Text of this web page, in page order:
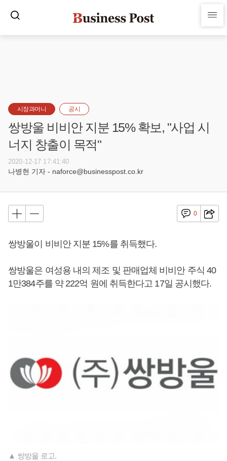
시장과머니 공시
쌍방울 비비안 지분 15% 확보, "사업 시
너지 창출이 목적"
2020-12-17 17:41:40
나병현 기자 - naforce@businesspost.co.kr
0
쌍방울이 비비안 지분 15%를 취득했다.
쌍방울은 여성용 내의 제조 및 판매업체 비비안 주식 40
1만384주를 약 222억 원에 취득한다고 17일 공시했다.
▲ 쌍방울 로고.